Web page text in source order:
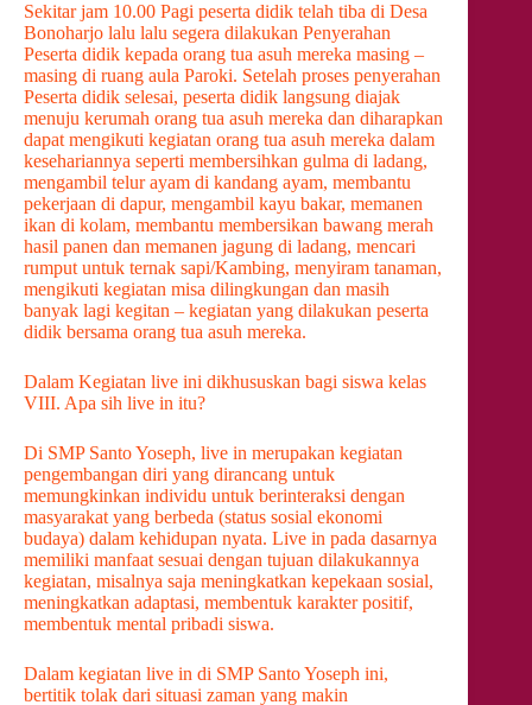
Sekitar jam 10.00 Pagi peserta didik telah tiba di Desa
Bonoharjo lalu lalu segera dilakukan Penyerahan
Peserta didik kepada orang tua asuh mereka masing –
masing di ruang aula Paroki. Setelah proses penyerahan
Peserta didik selesai, peserta didik langsung diajak
menuju kerumah orang tua asuh mereka dan diharapkan
dapat mengikuti kegiatan orang tua asuh mereka dalam
kesehariannya seperti membersihkan gulma di ladang,
mengambil telur ayam di kandang ayam, membantu
pekerjaan di dapur, mengambil kayu bakar, memanen
ikan di kolam, membantu membersikan bawang merah
hasil panen dan memanen jagung di ladang, mencari
rumput untuk ternak sapi/Kambing, menyiram tanaman,
mengikuti kegiatan misa dilingkungan dan masih
banyak lagi kegitan – kegiatan yang dilakukan peserta
didik bersama orang tua asuh mereka.
Dalam Kegiatan live ini dikhususkan bagi siswa kelas
VIII. Apa sih live in itu?
Di SMP Santo Yoseph, live in merupakan kegiatan
pengembangan diri yang dirancang untuk
memungkinkan individu untuk berinteraksi dengan
masyarakat yang berbeda (status sosial ekonomi
budaya) dalam kehidupan nyata. Live in pada dasarnya
memiliki manfaat sesuai dengan tujuan dilakukannya
kegiatan, misalnya saja meningkatkan kepekaan sosial,
meningkatkan adaptasi, membentuk karakter positif,
membentuk mental pribadi siswa.
Dalam kegiatan live in di SMP Santo Yoseph ini,
bertitik tolak dari situasi zaman yang makin